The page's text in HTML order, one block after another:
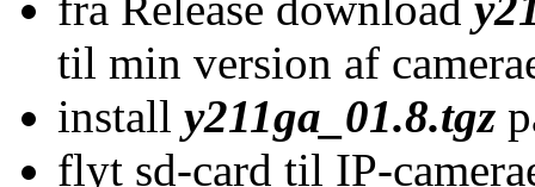
til min version af
install y211ga_01.8.tgz
flyt sd-card til IP-